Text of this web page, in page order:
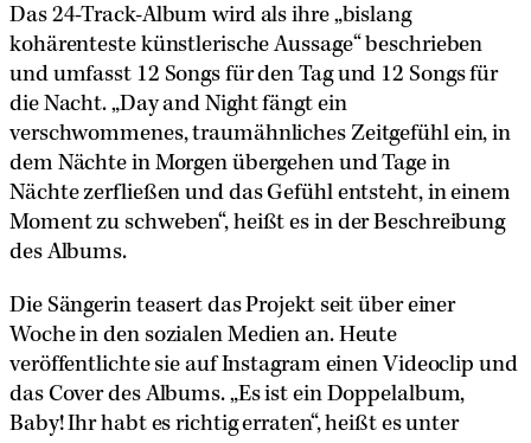
Das 24-Track-Album wird als ihre „bislang
kohärenteste künstlerische Aussage“ beschrieben
und umfasst 12 Songs für den Tag und 12 Songs für
die Nacht. „Day and Night fängt ein
verschwommenes, traumähnliches Zeitgefühl ein, in
dem Nächte in Morgen übergehen und Tage in
Nächte zerfließen und das Gefühl entsteht, in einem
Moment zu schweben“, heißt es in der Beschreibung
des Albums.
Die Sängerin teasert das Projekt seit über einer
Woche in den sozialen Medien an. Heute
veröffentlichte sie auf Instagram einen Videoclip und
das Cover des Albums. „Es ist ein Doppelalbum,
Baby! Ihr habt es richtig erraten“, heißt es unter